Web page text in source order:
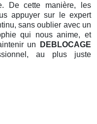
De cette manière, les
appuyer sur le expert
sans oublier avec un
qui nous anime, et
un
DEBLOCAGE
au plus juste